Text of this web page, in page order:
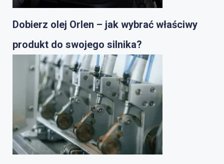
Dobierz olej Orlen – jak wybrać właściwy
produkt do swojego silnika?